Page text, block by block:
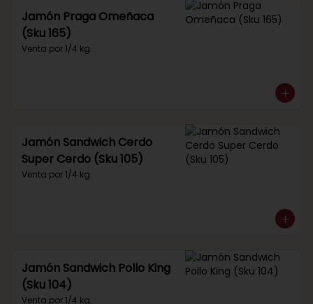
Jamón Praga Omeñaca
(Sku 165)
Venta por 1/4 kg.
Jamón Sandwich Cerdo
Super Cerdo (Sku 105)
Venta por 1/4 kg.
Jamón Sandwich Pollo King
(Sku 104)
Venta por 1/4 kg.